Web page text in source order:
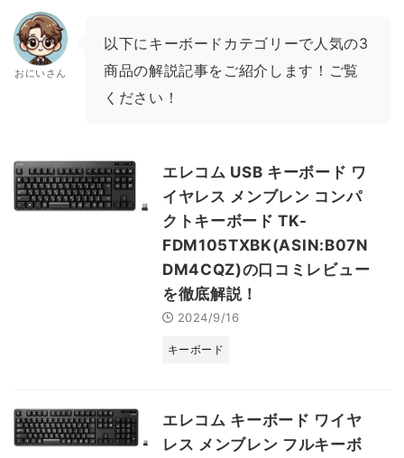
おにいさん
以下にキーボードカテゴリーで人気の3
商品の解説記事をご紹介します！ご覧
ください！
エレコム USB キーボード ワ
イヤレス メンブレン コンパ
クトキーボード TK-
FDM105TXBK(ASIN:B07N
DM4CQZ)の口コミレビュー
を徹底解説！
2024/9/16
キーボード
エレコム キーボード ワイヤ
レス メンブレン フルキーボ